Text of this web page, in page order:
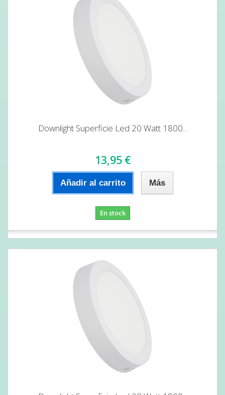
Downlight Superficie Led 20 Watt 1800...
13,95 €
Añadir al carrito Más
En stock